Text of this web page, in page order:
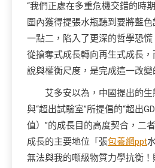
“我們正處在多重危機交錯的時
圍內獲得提張水瓶聽到要將藍
一點二，陷入了更深的哲學恐
從搶奪式成長轉向再生式成長
說與權衡尺度，是完成這一改變
艾多安以為，中國提出的生
與“超出試驗室”所提倡的“超出
值）”的成長目的高度契合，二
成長的主要地位「張包養網ppt
無法與我的噸級物質力學抗衡